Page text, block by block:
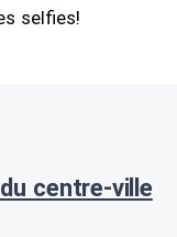
selfies!
centre-ville